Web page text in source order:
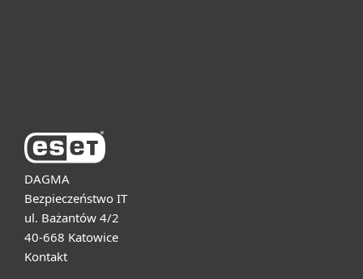
DAGMA
Bezpieczeństwo IT
ul. Bażantów 4/2
40-668 Katowice
Kontakt